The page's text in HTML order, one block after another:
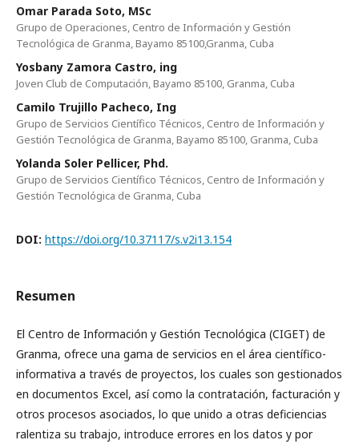
Omar Parada Soto, MSc
Grupo de Operaciones, Centro de Información y Gestión
Tecnológica de Granma, Bayamo 85100,Granma, Cuba
Yosbany Zamora Castro, ing
Joven Club de Computación, Bayamo 85100, Granma, Cuba
Camilo Trujillo Pacheco, Ing
Grupo de Servicios Científico Técnicos, Centro de Información y
Gestión Tecnológica de Granma, Bayamo 85100, Granma, Cuba
Yolanda Soler Pellicer, Phd.
Grupo de Servicios Científico Técnicos, Centro de Información y
Gestión Tecnológica de Granma, Cuba
DOI: https://doi.org/10.37117/s.v2i13.154
Resumen
El Centro de Información y Gestión Tecnológica (CIGET) de
Granma, ofrece una gama de servicios en el área científico-
informativa a través de proyectos, los cuales son gestionados
en documentos Excel, así como la contratación, facturación y
otros procesos asociados, lo que unido a otras deficiencias
ralentiza su trabajo, introduce errores en los datos y por